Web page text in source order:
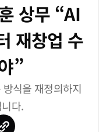
상무 “AI
재창업 수
”
식을 재정의하지
다.